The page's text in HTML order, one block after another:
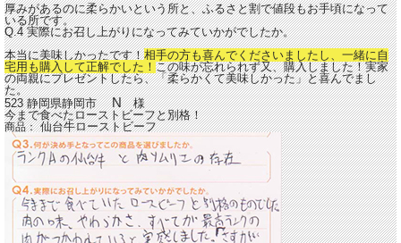
厚みがあるのに柔らかいという所と、ふるさと割で値段もお手頃になって
いる所です。
Q.4 実際にお召し上がりになってみていかがでしたか。
本当に美味しかったです！相手の方も喜んでくださいましたし、一緒に自
宅用も購入して正解でした！ この味が忘れられず又、購入しました！実家
の両親にプレゼントしたら、「柔らかくて美味しかった」と喜んでまし
た。
523 静岡県静岡市N様
今まで食べたローストビーフと別格！
商品：仙台牛ローストビーフ